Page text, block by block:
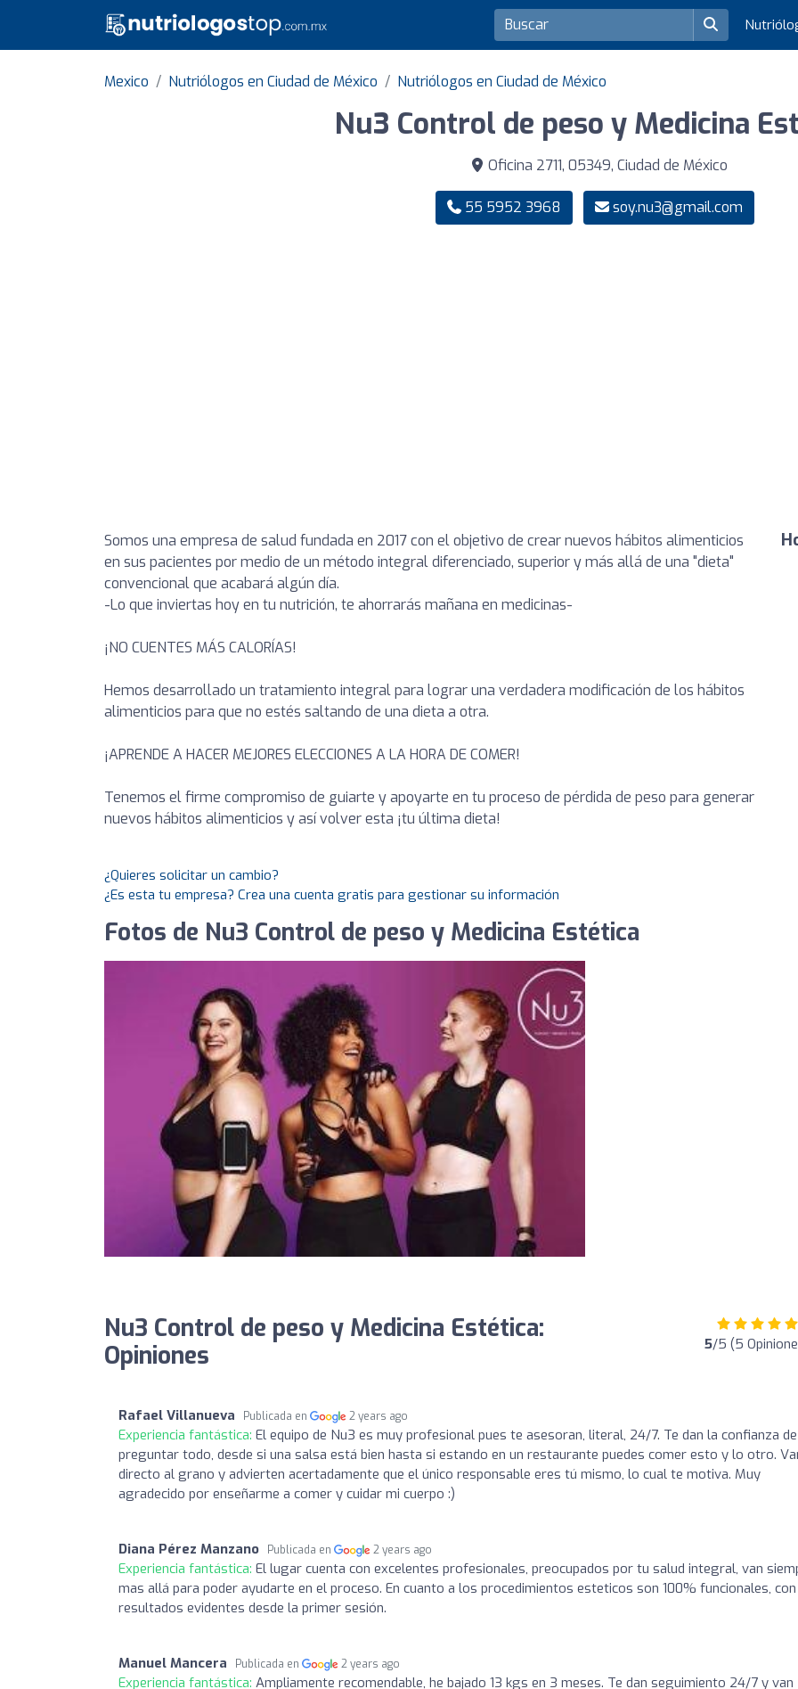
Mexico Nutriólogos en Ciudad de México Nutriólogos en Ciudad de México
Nu3 Control de peso y Medicina
Oficina 2711, 05349, Ciudad de México
55 5952 3968 soy.nu3@gmail.com
Somos una empresa de salud fundada en 2017 con el objetivo de crear nuevos hábitos alimenticios
en sus pacientes por medio de un método integral diferenciado, superior y más allá de una "dieta"
convencional que acabará algún día.
-Lo que inviertas hoy en tu nutrición, te ahorrarás mañana en medicinas-
¡NO CUENTES MÁS CALORÍAS!
Hemos desarrollado un tratamiento integral para lograr una verdadera modificación de los hábitos
alimenticios para que no estés saltando de una dieta a otra.
¡APRENDE A HACER MEJORES ELECCIONES A LA HORA DE COMER!
Tenemos el firme compromiso de guiarte y apoyarte en tu proceso de pérdida de peso para generar
nuevos hábitos alimenticios y así volver esta ¡tu última dieta!
¿Quieres solicitar un cambio?
¿Es esta tu empresa? Crea una cuenta gratis para gestionar su información
Fotos de Nu3 Control de peso y Medicina Estética
Nu3 Control de peso y Medicina Estética:
Opiniones
5/5 (5
Rafael Villanueva Publicada en 2 years ago
Experiencia fantástica: El equipo de Nu3 es muy profesional pues te asesoran, literal, 24/7. Te dan la confianza de
preguntar todo, desde si una salsa está bien hasta si estando en un restaurante puedes comer esto y lo otro.
directo al grano y advierten acertadamente que el único responsable eres tú mismo, lo cual te motiva. Muy
agradecido por enseñarme a comer y cuidar mi cuerpo :)
Diana Pérez Manzano Publicada en 2 years ago
Experiencia fantástica: El lugar cuenta con excelentes profesionales, preocupados por tu salud integral, van
mas allá para poder ayudarte en el proceso. En cuanto a los procedimientos esteticos son 100% funcionales, con
resultados evidentes desde la primer sesión.
Manuel Mancera Publicada en 2 years ago
Experiencia fantástica: Ampliamente recomendable, he bajado 13 kgs en 3 meses. Te dan seguimiento 24/7 y van